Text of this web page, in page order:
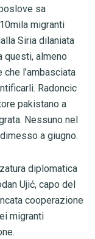
sa
migranti
Siria dilaniata
questi, almeno
l’ambasciata
Radoncic
pakistano a
Nessuno nel
a giugno.
diplomatica
Ujić, capo del
cooperazione
migranti